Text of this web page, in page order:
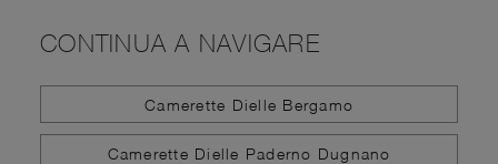
CONTINUA A NAVIGARE
Camerette Dielle Bergamo
Camerette Dielle Paderno Dugnano